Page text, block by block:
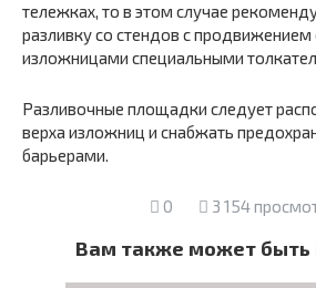
тележках, то в этом случае
разливку со стендов с продвижением
изложницами специальными
Разливочные площадки следует
верха изложниц и снабжать
барьерами.
0 3 154
Вам также может быть